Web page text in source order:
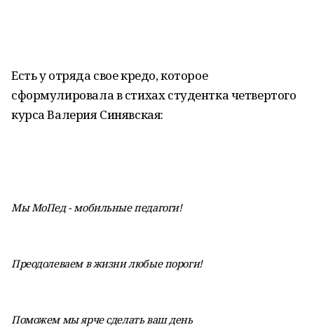
Есть у отряда свое кредо, которое
сформулировала в стихах студентка четвертого
курса Валерия Синявская:
Мы МоПед - мобильные педагоги!
Преодолеваем в жизни любые пороги!
Поможем мы ярче сделать ваш день